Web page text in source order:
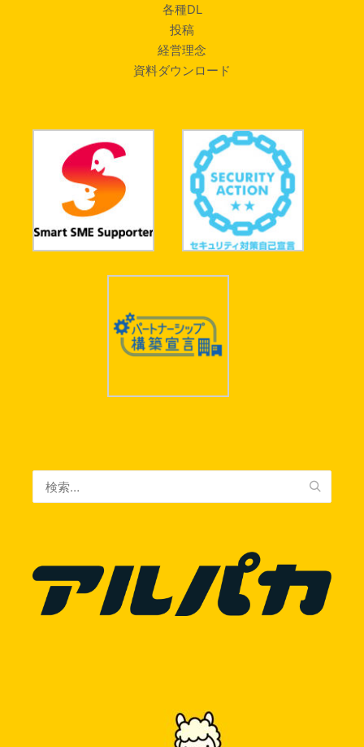
各種DL
投稿
経営理念
資料ダウンロード